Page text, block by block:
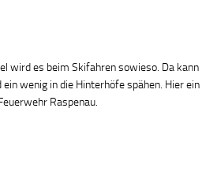
wird es beim Skifahren sowieso. Da kann
wenig in die Hinterhöfe spähen. Hier ein
Raspenau.